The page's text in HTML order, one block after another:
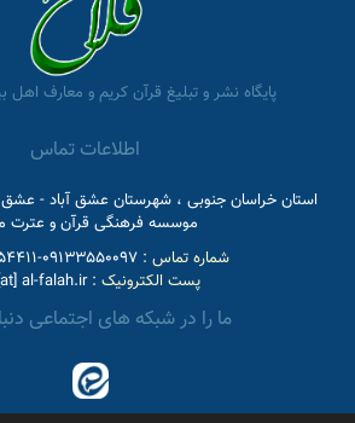
پایگاه نشر و تبلیغ قرآن کریم و معارف اهل
اطلاعات تماس
موسسه فرهنگی قرآن و عترت
شماره تماس :09133550097-05632854411
پست الکترونیک :al-falah.ir
ما را در شبکه های اجتماعی